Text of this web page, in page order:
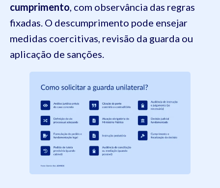
cumprimento , com observância das regras
fixadas. O descumprimento pode ensejar
medidas coercitivas, revisão da guarda ou
aplicação de sanções.